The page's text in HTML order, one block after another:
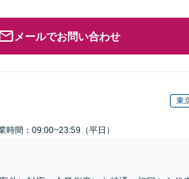
メールでお問い合わせ
東
時間：09:00~23:59（平日）